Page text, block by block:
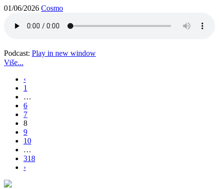
01/06/2026 Cosmo
Podcast: Play in new window
Više...
‹
1
…
6
7
8
9
10
…
318
›